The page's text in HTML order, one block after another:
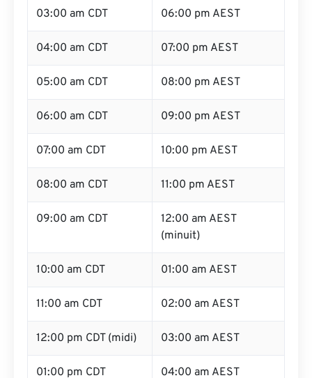
03:00 am CDT 06:00 pm AEST
04:00 am CDT 07:00 pm AEST
05:00 am CDT 08:00 pm AEST
06:00 am CDT 09:00 pm AEST
07:00 am CDT 10:00 pm AEST
08:00 am CDT 11:00 pm AEST
09:00 am CDT
12:00 am AEST
(minuit)
10:00 am CDT 01:00 am AEST
11:00 am CDT 02:00 am AEST
12:00 pm CDT (midi) 03:00 am AEST
01:00 pm CDT 04:00 am AEST